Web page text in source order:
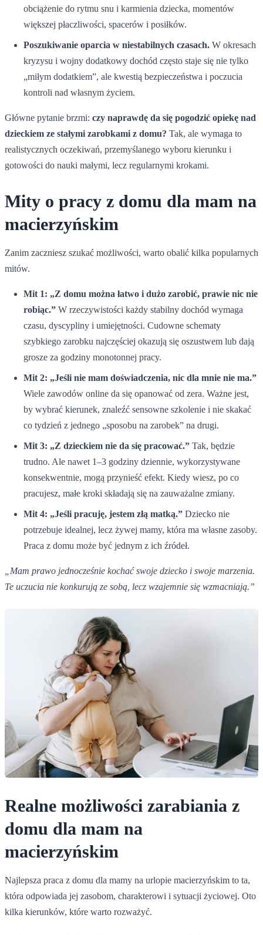
obciążenie do rytmu snu i karmienia dziecka, momentów
większej płaczliwości, spacerów i posiłków.
Poszukiwanie oparcia w niestabilnych czasach. W okresach
kryzysu i wojny dodatkowy dochód często staje się nie tylko
„miłym dodatkiem”, ale kwestią bezpieczeństwa i poczucia
kontroli nad własnym życiem.
Główne pytanie brzmi: czy naprawdę da się pogodzić opiekę nad
dzieckiem ze stałymi zarobkami z domu? Tak, ale wymaga to
realistycznych oczekiwań, przemyślanego wyboru kierunku i
gotowości do nauki małymi, lecz regularnymi krokami.
Mity o pracy z domu dla mam na
macierzyńskim
Zanim zaczniesz szukać możliwości, warto obalić kilka popularnych
mitów.
Mit 1: „Z domu można łatwo i dużo zarobić, prawie nic nie
robiąc.” W rzeczywistości każdy stabilny dochód wymaga
czasu, dyscypliny i umiejętności. Cudowne schematy
szybkiego zarobku najczęściej okazują się oszustwem lub dają
grosze za godziny monotonnej pracy.
Mit 2: „Jeśli nie mam doświadczenia, nic dla mnie nie ma.”
Wiele zawodów online da się opanować od zera. Ważne jest,
by wybrać kierunek, znaleźć sensowne szkolenie i nie skakać
co tydzień z jednego „sposobu na zarobek” na drugi.
Mit 3: „Z dzieckiem nie da się pracować.” Tak, będzie
trudno. Ale nawet 1–3 godziny dziennie, wykorzystywane
konsekwentnie, mogą przynieść efekt. Kiedy wiesz, po co
pracujesz, małe kroki składają się na zauważalne zmiany.
Mit 4: „Jeśli pracuję, jestem złą matką.” Dziecko nie
potrzebuje idealnej, lecz żywej mamy, która ma własne zasoby.
Praca z domu może być jednym z ich źródeł.
„Mam prawo jednocześnie kochać swoje dziecko i swoje marzenia.
Te uczucia nie konkurują ze sobą, lecz wzajemnie się wzmacniają.”
Realne możliwości zarabiania z
domu dla mam na
macierzyńskim
Najlepsza praca z domu dla mamy na urlopie macierzyńskim to ta,
która odpowiada jej zasobom, charakterowi i sytuacji życiowej. Oto
kilka kierunków, które warto rozważyć.